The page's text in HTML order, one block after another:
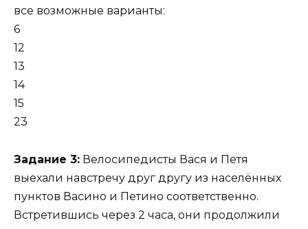
все возможные варианты:
6
12
13
14
15
23
Задание 3: Велосипедисты Вася и Петя
выехали навстречу друг другу из населённых
пунктов Васино и Петино соответственно.
Встретившись через 2 часа, они продолжили